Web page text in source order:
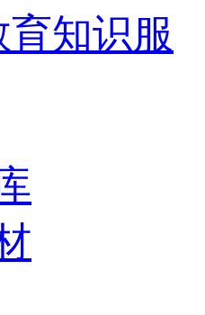
知识服